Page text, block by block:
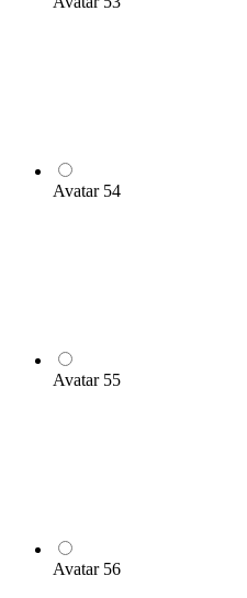
Avatar 54
Avatar 55
Avatar 56